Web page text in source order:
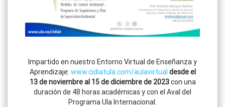
Impartido en nuestro Entorno Virtual de Enseñanza y
Aprendizaje: www.cidiatula.com/aulavirtual desde el
13 de noviembre al 15 de diciembre de 2023con una
duración de 48 horas académicas y con el Aval del
Programa Ula Internacional.